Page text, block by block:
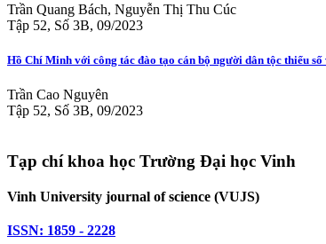
Trần Quang Bách, Nguyễn Thị Thu Cúc
Tập 52, Số 3B, 09/2023
Hồ Chí Minh với công tác đào tạo cán bộ người dân tộc thiểu
Trần Cao Nguyên
Tập 52, Số 3B, 09/2023
Tạp chí khoa học Trường Đại học Vinh
Vinh University journal of science (VUJS)
ISSN: 1859 - 2228